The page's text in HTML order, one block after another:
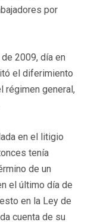
por
2009, día en
el diferimiento
régimen general,
en el litigio
tenía
de un
el último día de
en la Ley de
cuenta de su